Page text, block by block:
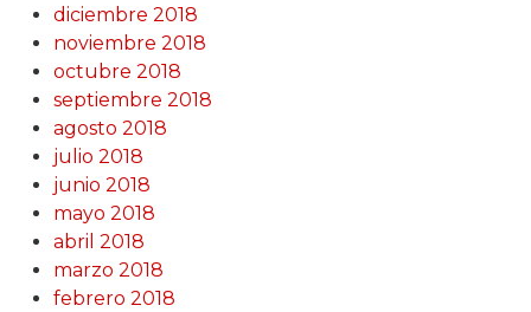
diciembre 2018
noviembre 2018
octubre 2018
septiembre 2018
agosto 2018
julio 2018
junio 2018
mayo 2018
abril 2018
marzo 2018
febrero 2018